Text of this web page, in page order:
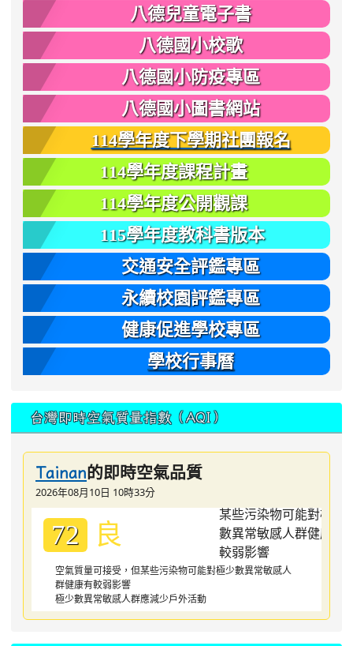
八德兒童電子書
八德國小校歌
八德國小防疫專區
八德國小圖書網站
114學年度下學期社團報名
114學年度課程計畫
114學年度公開觀課
115學年度教科書版本
交通安全評鑑專區
永續校園評鑑專區
健康促進學校專區
學校行事曆
台灣即時空氣質量指數（AQI）
Tainan的即時空氣品質
2026年08月10日 10時33分
72 良
空氣質量可接受，但某些污染物可能對極少數異常敏感人
群健康有較弱影響
極少數異常敏感人群應減少戶外活動